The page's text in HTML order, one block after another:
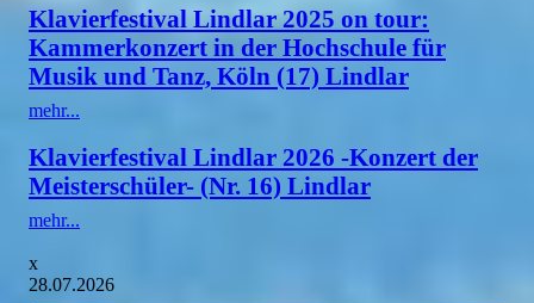
Klavierfestival Lindlar 2025 on tour:
Kammerkonzert in der Hochschule für
Musik und Tanz, Köln (17) Lindlar
mehr...
Klavierfestival Lindlar 2026 -Konzert der
Meisterschüler- (Nr. 16) Lindlar
mehr...
x
28.07.2026